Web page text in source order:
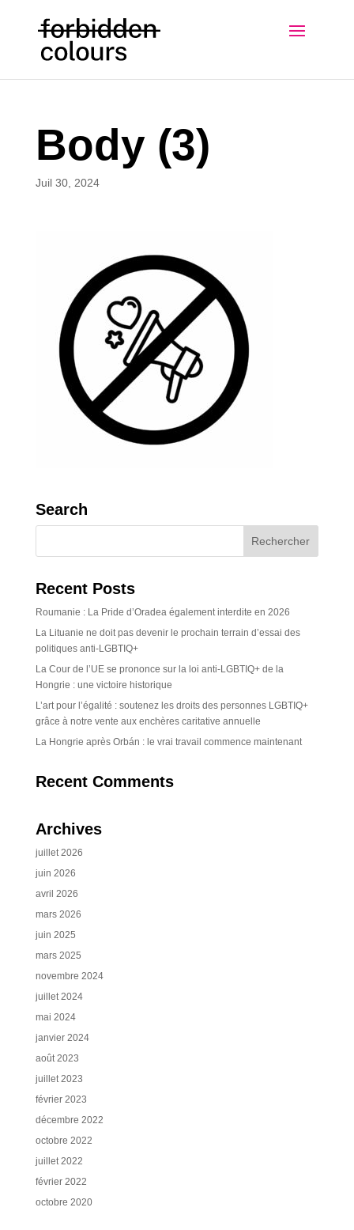
Body (3)
Juil 30, 2024
Search
Recent Posts
Roumanie : La Pride d’Oradea également interdite en 2026
La Lituanie ne doit pas devenir le prochain terrain d’essai des
politiques anti-LGBTIQ+
La Cour de l’UE se prononce sur la loi anti-LGBTIQ+ de la
Hongrie : une victoire historique
L’art pour l’égalité : soutenez les droits des personnes LGBTIQ+
grâce à notre vente aux enchères caritative annuelle
La Hongrie après Orbán : le vrai travail commence maintenant
Recent Comments
Archives
juillet 2026
juin 2026
avril 2026
mars 2026
juin 2025
mars 2025
novembre 2024
juillet 2024
mai 2024
janvier 2024
août 2023
juillet 2023
février 2023
décembre 2022
octobre 2022
juillet 2022
février 2022
octobre 2020